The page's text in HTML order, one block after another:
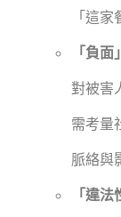
「這
「負
對被害
需考量
脈絡與
「違